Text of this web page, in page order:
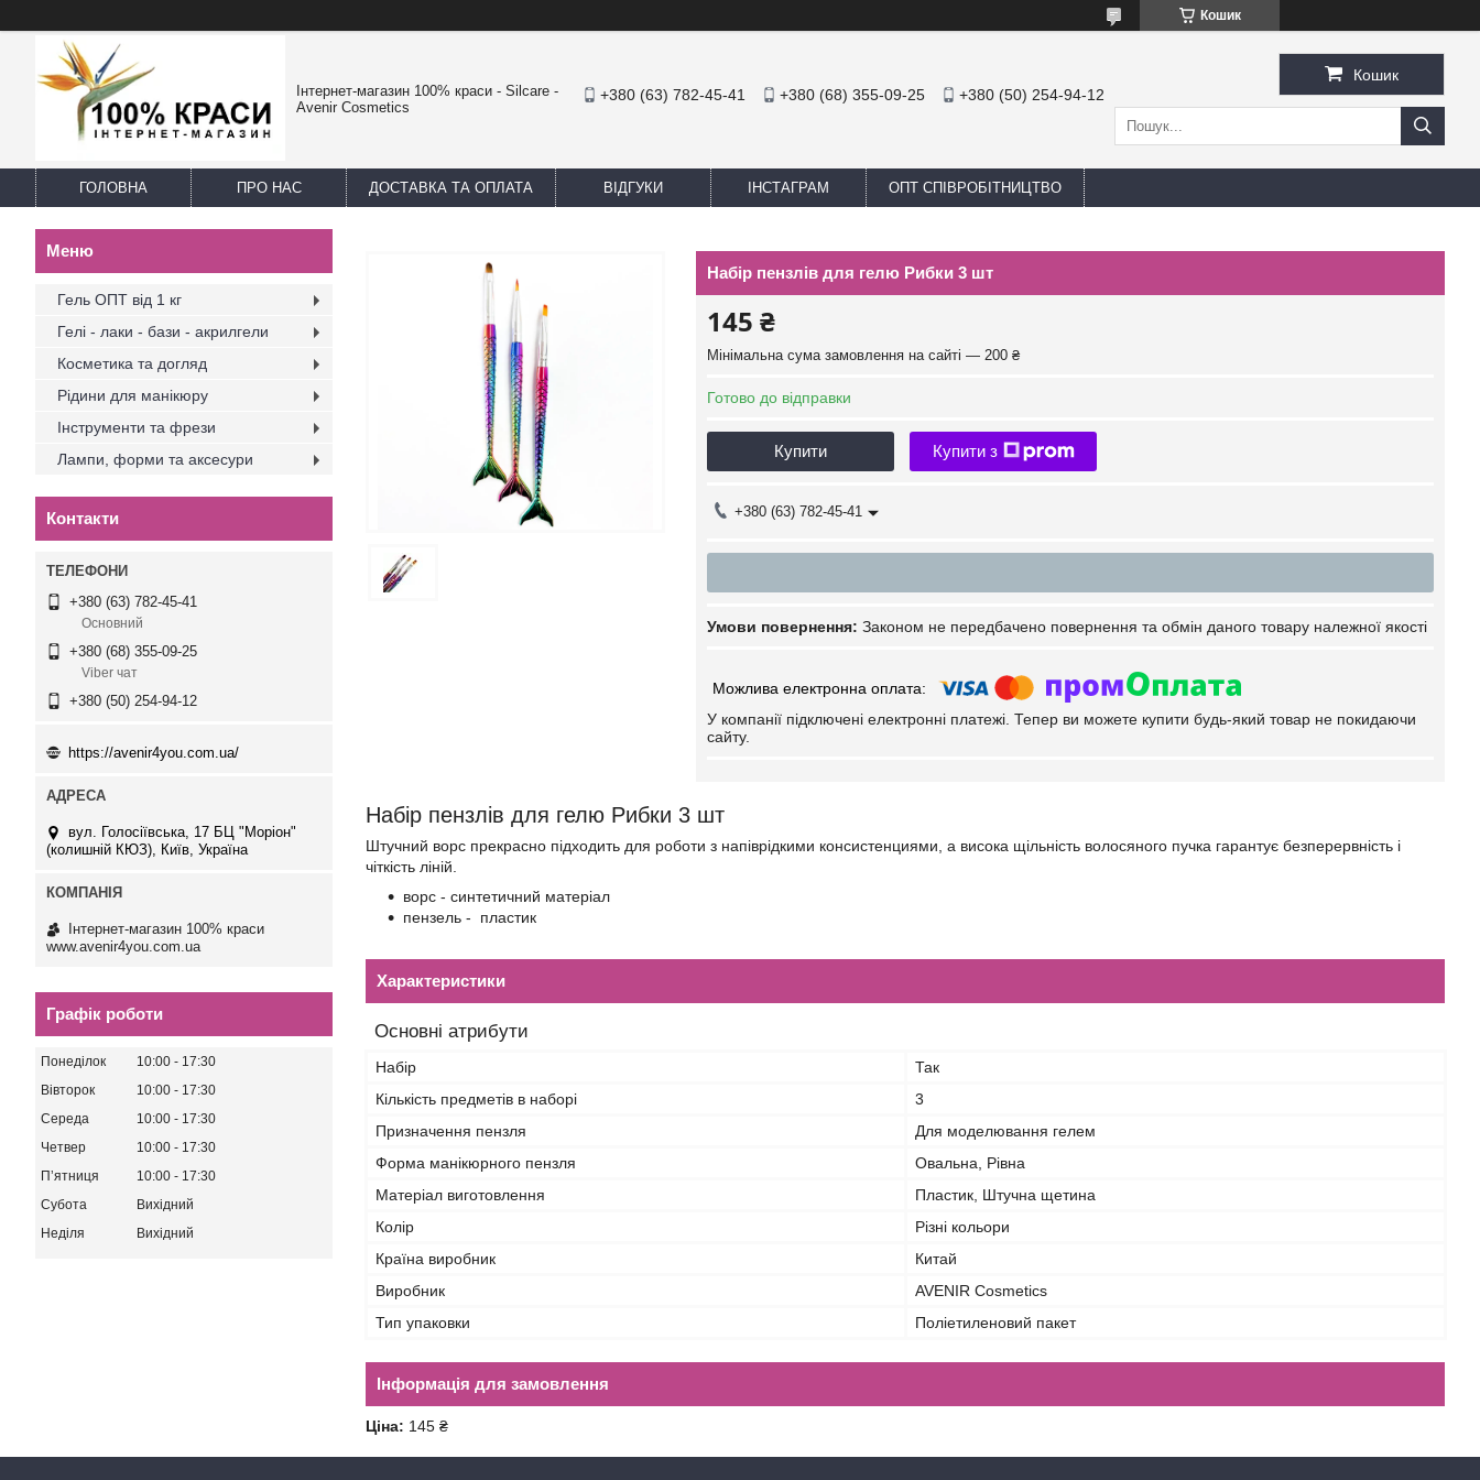
Кошик
Інтернет-магазин 100% краси - Silcare -
Avenir Cosmetics
+380 (63) 782-45-41 +380 (68) 355-09-25 +380 (50) 254-94-12
Кошик
ГОЛОВНА ПРО НАС ДОСТАВКА ТА ОПЛАТА ВІДГУКИ ІНСТАГРАМ ОПТ СПІВРОБІТНИЦТВО
Набір пензлів для гелю Рибки 3 шт
145 ₴
Мінімальна сума замовлення на сайті — 200 ₴
Готово до відправки
Купити Купити з
+380 (63) 782-45-41
Законом не передбачено повернення та обмін даного товару належної якості
У компанії підключені електронні платежі. Тепер ви можете купити будь-який товар не покидаючи
сайту.
Набір пензлів для гелю Рибки 3 шт
Штучний ворс прекрасно підходить для роботи з напіврідкими консистенциями, а висока щільність волосяного пучка гарантує безперервність і
чіткість ліній.
ворс - синтетичний матеріал
пензель - пластик
Характеристики
Основні атрибути
Набір
Так
Кількість предметів в наборі
3
Призначення пензля
Для моделювання гелем
Форма манікюрного пензля
Овальна, Рівна
Матеріал виготовлення
Пластик, Штучна щетина
Колір
Різні кольори
Країна виробник
Китай
Виробник
AVENIR Cosmetics
Тип упаковки
Поліетиленовий пакет
Інформація для замовлення
Ціна: 145 ₴
Гель ОПТ від 1 кг
Гелі - лаки - бази - акрилгели
Косметика та догляд
Рідини для манікюру
Інструменти та фрези
Лампи, форми та аксесури
Контакти
+380 (63) 782-45-41
Основний
+380 (68) 355-09-25
Viber чат
+380 (50) 254-94-12
https://avenir4you.com.ua/
вул. Голосіївська, 17 БЦ "Моріон"
(колишній КЮЗ), Київ, Україна
Інтернет-магазин 100% краси
www.avenir4you.com.ua
Графік роботи
Понеділок 10:00
17:30
Вівторок
10:00
17:30
Середа
10:00
17:30
Четвер
10:00
17:30
Пʼятниця
10:00
17:30
Субота
Вихідний
Неділя
Вихідний